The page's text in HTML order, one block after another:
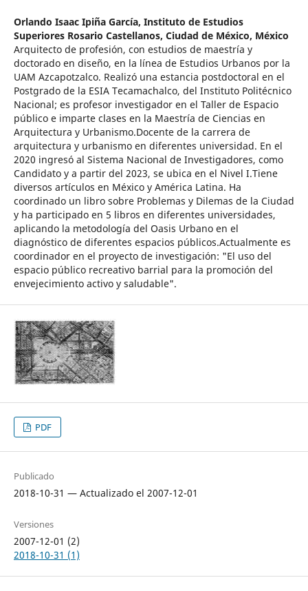
Orlando Isaac Ipiña García, Instituto de Estudios
Superiores Rosario Castellanos, Ciudad de México, México
Arquitecto de profesión, con estudios de maestría y
doctorado en diseño, en la línea de Estudios Urbanos por la
UAM Azcapotzalco. Realizó una estancia postdoctoral en el
Postgrado de la ESIA Tecamachalco, del Instituto Politécnico
Nacional; es profesor investigador en el Taller de Espacio
público e imparte clases en la Maestría de Ciencias en
Arquitectura y Urbanismo.Docente de la carrera de
arquitectura y urbanismo en diferentes universidad. En el
2020 ingresó al Sistema Nacional de Investigadores, como
Candidato y a partir del 2023, se ubica en el Nivel I.Tiene
diversos artículos en México y América Latina. Ha
coordinado un libro sobre Problemas y Dilemas de la Ciudad
y ha participado en 5 libros en diferentes universidades,
aplicando la metodología del Oasis Urbano en el
diagnóstico de diferentes espacios públicos.Actualmente es
coordinador en el proyecto de investigación: "El uso del
espacio público recreativo barrial para la promoción del
envejecimiento activo y saludable".
PDF
Publicado
2018-10-31 — Actualizado el 2007-12-01
Versiones
2007-12-01 (2)
2018-10-31 (1)